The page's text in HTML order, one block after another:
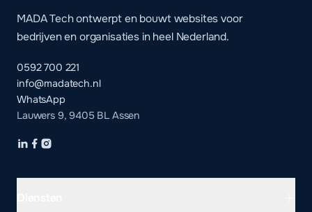
MADA Tech ontwerpt en bouwt websites voor
bedrijven en organisaties in heel Nederland.
0592 700 221
info@madatech.nl
WhatsApp
Lauwers 9, 9405 BL Assen